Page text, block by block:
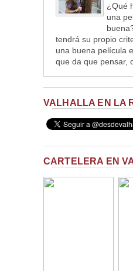
¿Qué
una
tendrá su propio
una buena película
que da que pensar, o
VALHALLA EN LA
CARTELERA EN